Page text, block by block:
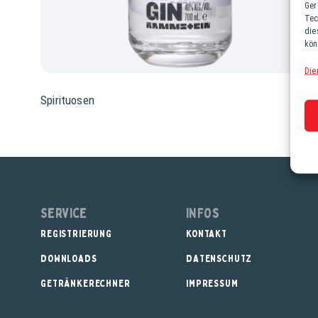
Spirituosen
Service
REGISTRIERUNG
DOWNLOADS
GETRÄNKERECHNER
Infos
KONTAKT
DATENSCHUTZ
IMPRESSUM